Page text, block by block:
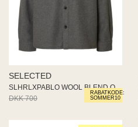
RABATKODE:
SOMMER10
SELECTED
SLHRLXPABLO WOOL BLEND OVERSHI
DKK 700
DKK 420